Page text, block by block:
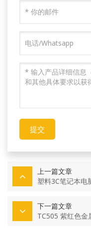
提交
上一篇文章
塑料3C笔记本电
下一篇文章
TC505 紫红色金